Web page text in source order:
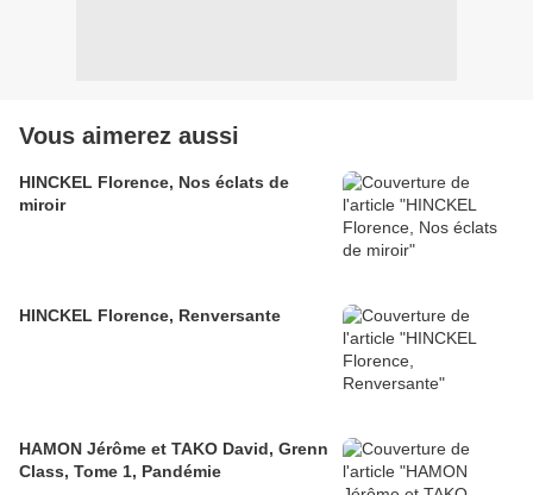
Vous aimerez aussi
HINCKEL Florence, Nos éclats de
miroir
HINCKEL Florence, Renversante
HAMON Jérôme et TAKO David, Grenn
Class, Tome 1, Pandémie